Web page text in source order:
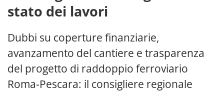
stato dei lavori
Dubbi su coperture finanziarie,
avanzamento del cantiere e trasparenza
del progetto di raddoppio ferroviario
Roma-Pescara: il consigliere regionale